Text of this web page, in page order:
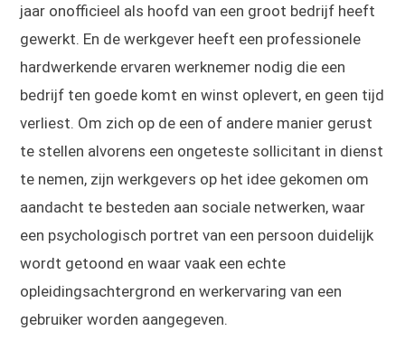
jaar onofficieel als hoofd van een groot bedrijf heeft
gewerkt. En de werkgever heeft een professionele
hardwerkende ervaren werknemer nodig die een
bedrijf ten goede komt en winst oplevert, en geen tijd
verliest. Om zich op de een of andere manier gerust
te stellen alvorens een ongeteste sollicitant in dienst
te nemen, zijn werkgevers op het idee gekomen om
aandacht te besteden aan sociale netwerken, waar
een psychologisch portret van een persoon duidelijk
wordt getoond en waar vaak een echte
opleidingsachtergrond en werkervaring van een
gebruiker worden aangegeven.